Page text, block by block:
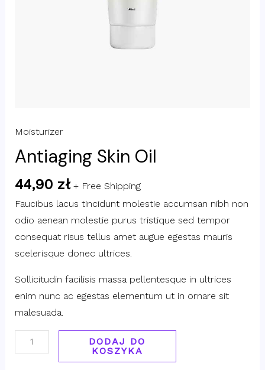
Moisturizer
Antiaging Skin Oil
44,90 zł + Free Shipping
Faucibus lacus tincidunt molestie accumsan nibh non
odio aenean molestie purus tristique sed tempor
consequat risus tellus amet augue egestas mauris
scelerisque donec ultrices.
Sollicitudin facilisis massa pellentesque in ultrices
enim nunc ac egestas elementum ut in ornare sit
malesuada.
DODAJ DO
KOSZYKA